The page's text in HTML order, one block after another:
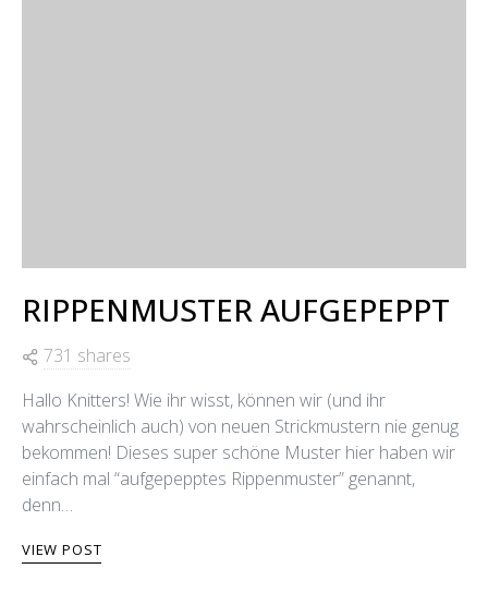
RIPPENMUSTER AUFGEPEPPT
731 shares
Hallo Knitters! Wie ihr wisst, können wir (und ihr
wahrscheinlich auch) von neuen Strickmustern nie genug
bekommen! Dieses super schöne Muster hier haben wir
einfach mal “aufgepepptes Rippenmuster” genannt,
denn…
VIEW POST